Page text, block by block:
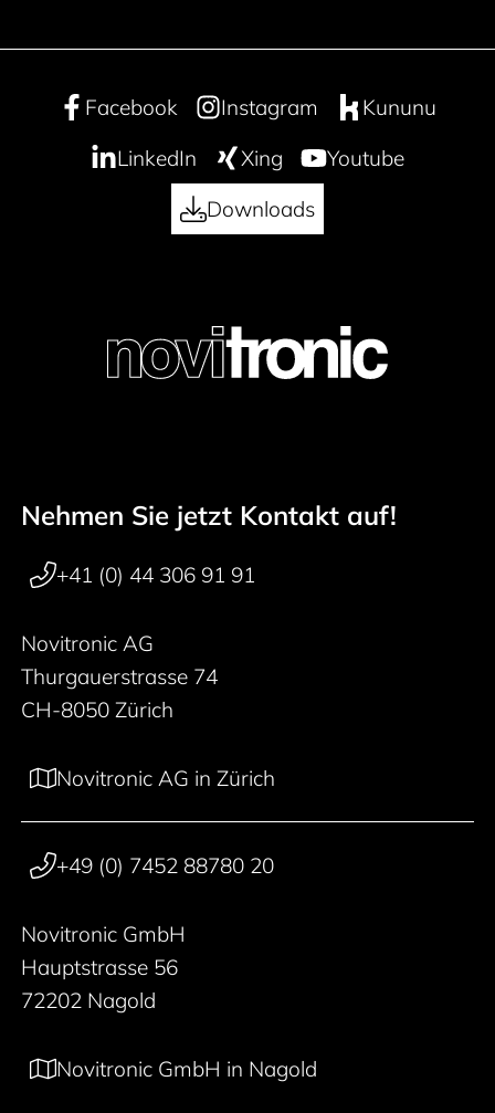
Facebook Instagram
Kununu
LinkedIn
Xing
Youtube
Downloads
Footer navigation
Nehmen Sie jetzt Kontakt auf!
+41 (0) 44 306 91 91
Novitronic AG
Thurgauerstrasse 74
CH-8050 Zürich
Novitronic AG in Zürich
+49 (0) 7452 88780 20
Novitronic GmbH
Hauptstrasse 56
72202 Nagold
Novitronic GmbH in Nagold